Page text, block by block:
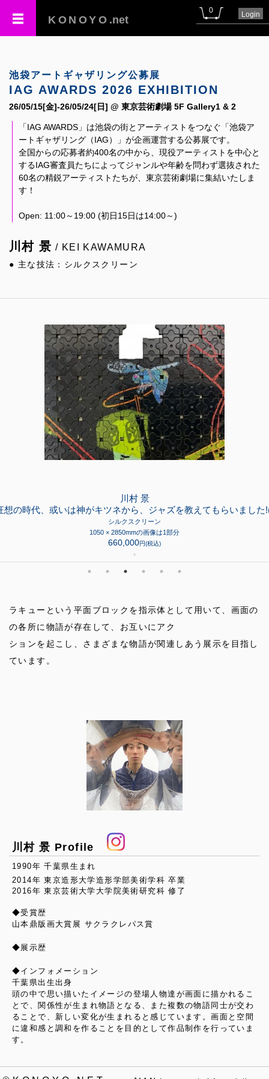
KONOYO .net
0 Login
池袋アートギャザリング公募展
IAG AWARDS 2026 EXHIBITION
26/05/15[金]-26/05/24[日] @ 東京芸術劇場 5F Gallery1 & 2
「IAG AWARDS」は池袋の街とアーティストをつなぐ「池袋ア
ートギャザリング（IAG）」が企画運営する公募展です。
全国からの応募者約400名の中から、現役アーティストを中心と
するIAG審査員たちによってジャンルや年齢を問わず選抜された
60名の精鋭アーティストたちが、東京芸術劇場に集結いたしま
す！
Open: 11:00～19:00 (初日15日は14:00～)
川村 景 / KEI KAWAMURA
● 主な技法：シルクスクリーン
川村 景
想の時代、或いは神がキツネから、ジャズを教えてもらいまし
シルクスクリーン
1050 × 2850mmの画像は1部分
660,000円(税込)
●
ラキューという平面ブロックを指示体として用いて、画面の
の各所に物語が存在して、お互いにアク
ションを起こし、さまざまな物語が関連しあう展示を目指し
ています。
川村 景 Profile
1990年 千葉県生まれ
2014年 東京造形大学造形学部美術学科 卒業
2016年 東京芸術大学大学院美術研究科 修了
◆受賞歴
山本鼎版画大賞展 サクラクレパス賞
◆展示歴
◆インフォメーション
千葉県出生出身
頭の中で思い描いたイメージの登場人物達が画面に描かれるこ
とで、関係性が生まれ物語となる、また複数の物語同士が交わ
ることで、新しい変化が生まれると感じています。画面と空間
に違和感と調和を作ることを目的として作品制作を行っていま
す。